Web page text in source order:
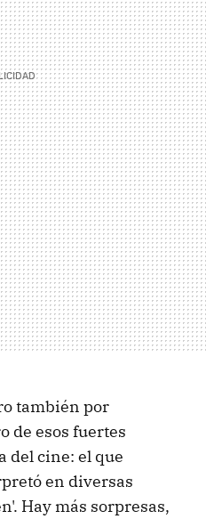
también por
de esos fuertes
del cine: el que
en diversas
Hay más sorpresas,